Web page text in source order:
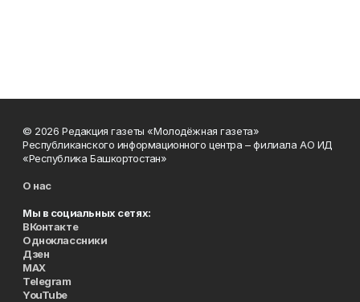
© 2026 Редакция газеты «Молодёжная газета»
Республиканского информационного центра – филиала АО ИД
«Республика Башкортостан»
О нас
Мы в социальных сетях:
ВКонтакте
Одноклассники
Дзен
MAX
Telegram
YouTube